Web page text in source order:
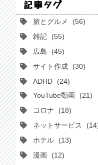
記事タグ
旅とグルメ
56
雑記
55
広島
45
サイト作成
30
ADHD
24
YouTube動画
21
コロナ
18
ネットサービス
14
ホテル
13
漫画
12